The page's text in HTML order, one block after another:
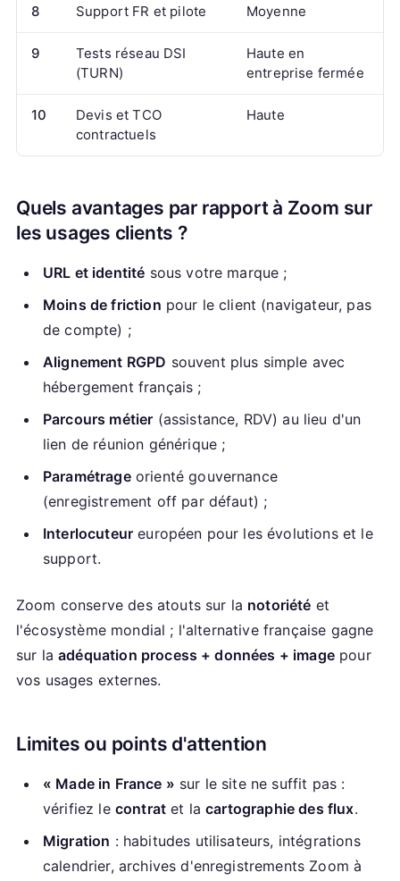
8 Support FR et pilote Moyenne
9
Tests réseau DSI
(TURN)
Haute en
entreprise fermée
10
Devis et TCO
contractuels
Haute
Quels avantages par rapport à Zoom sur
les usages clients ?
URL et identité sous votre marque ;
Moins de friction pour le client (navigateur, pas
de compte) ;
Alignement RGPD souvent plus simple avec
hébergement français ;
Parcours métier (assistance, RDV) au lieu d'un
lien de réunion générique ;
Paramétrageorienté gouvernance
(enregistrement off par défaut) ;
Interlocuteur européen pour les évolutions et le
support.
Zoom conserve des atouts sur la notoriété et
l'écosystème mondial ; l'alternative française gagne
sur laadéquation process + données + imagepour
vos usages externes.
Limites ou points d'attention
« Made in France » sur le site ne suffit pas :
vérifiez le contrat et lacartographie des flux.
Migration : habitudes utilisateurs, intégrations
calendrier, archives d'enregistrements Zoom à